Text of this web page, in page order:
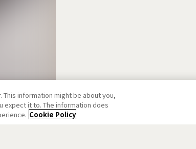
information might be about you,
expect it to. The information does
Cookie Policy